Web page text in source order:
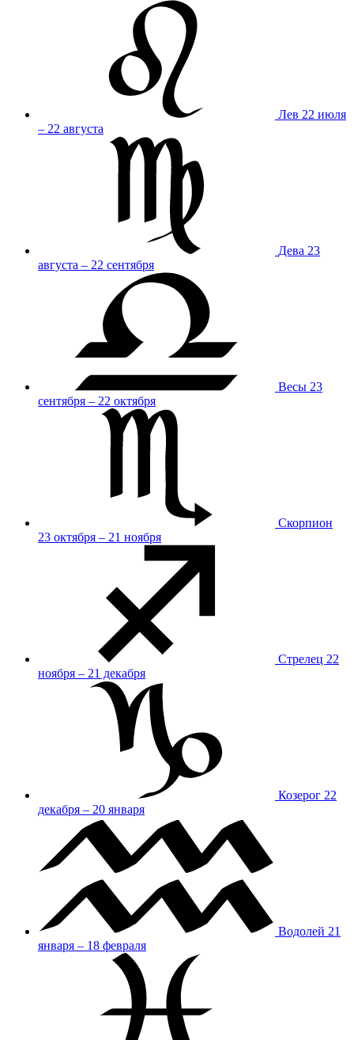
Лев 22 июля
– 22 августа
Дева 23
августа – 22 сентября
Весы 23
сентября – 22 октября
Скорпион
23 октября – 21 ноября
Стрелец 22
ноября – 21 декабря
Козерог 22
декабря – 20 января
Водолей 21
января – 18 февраля